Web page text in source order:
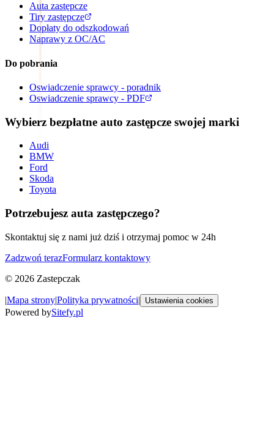
Auta zastępcze
Tiry zastępcze
Dopłaty do odszkodowań
Naprawy z OC/AC
Do pobrania
Oswiadczenie sprawcy - poradnik
Oswiadczenie sprawcy - PDF
Wybierz bezpłatne auto zastępcze swojej marki
Audi
BMW
Ford
Skoda
Toyota
Potrzebujesz auta zastępczego?
Skontaktuj się z nami już dziś i otrzymaj pomoc w 24h
Zadzwoń terazFormularz kontaktowy
© 2026 Zastepczak
|Mapa strony|Polityka prywatności| Ustawienia cookies
Powered bySitefy.pl